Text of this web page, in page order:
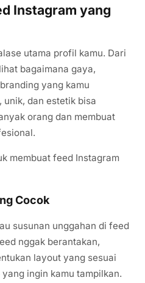
Instagram yang
utama profil kamu. Dari
bagaimana gaya,
yang kamu
unik, dan estetik bisa
orang dan membuat
membuat feed Instagram
Cocok
susunan unggahan di feed
nggak berantakan,
layout yang sesuai
ingin kamu tampilkan.